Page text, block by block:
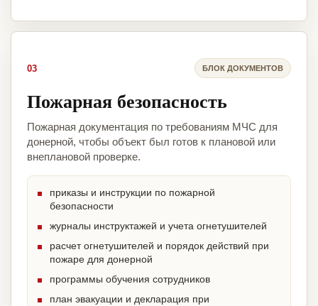
03 БЛОК ДОКУМЕНТОВ
Пожарная безопасность
Пожарная документация по требованиям МЧС для
донерной, чтобы объект был готов к плановой или
внеплановой проверке.
приказы и инструкции по пожарной
безопасности
журналы инструктажей и учета огнетушителей
расчет огнетушителей и порядок действий при
пожаре для донерной
программы обучения сотрудников
план эвакуации и декларация при